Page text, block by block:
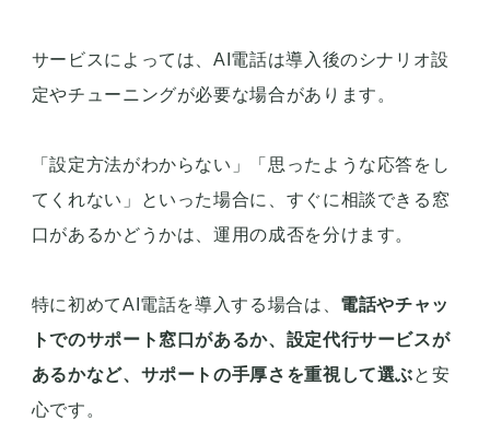
サービスによっては、AI電話は導入後のシナリオ設
定やチューニングが必要な場合があります。
「設定方法がわからない」「思ったような応答をし
てくれない」といった場合に、すぐに相談できる窓
口があるかどうかは、運用の成否を分けます。
特に初めてAI電話を導入する場合は、 電話やチャッ
トでのサポート窓口があるか、設定代行サービスが
あるかなど、サポートの手厚さを重視して選ぶと安
心です。